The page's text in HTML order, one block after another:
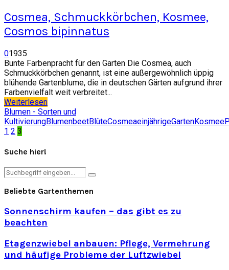
Cosmea, Schmuckkörbchen, Kosmee,
Cosmos bipinnatus
01935
Bunte Farbenpracht für den Garten Die Cosmea, auch
Schmuckkörbchen genannt, ist eine außergewöhnlich üppig
blühende Gartenblume, die in deutschen Gärten aufgrund ihrer
Farbenvielfalt weit verbreitet...
Weiterlesen
Blumen - Sorten und
KultivierungBlumenbeetBlüteCosmeaeinjährigeGartenKosmee
Seitennummerierung
der
1 2 3
Suche hier!
Search
Search
Beliebte Gartenthemen
Sonnenschirm kaufen – das gibt es zu
beachten
Etagenzwiebel anbauen: Pflege, Vermehrung
und häufige Probleme der Luftzwiebel